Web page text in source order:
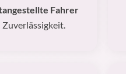
Fahrer